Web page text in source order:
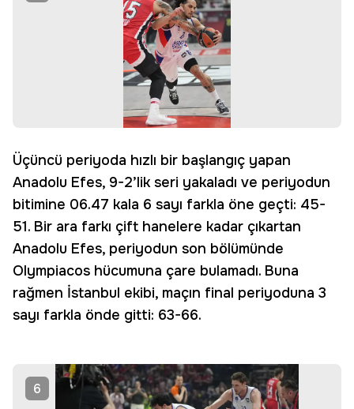
Üçüncü periyoda hızlı bir başlangıç yapan
Anadolu Efes, 9-2’lik seri yakaladı ve periyodun
bitimine 06.47 kala 6 sayı farkla öne geçti: 45-
51. Bir ara farkı çift hanelere kadar çıkartan
Anadolu Efes, periyodun son bölümünde
Olympiacos hücumuna çare bulamadı. Buna
rağmen İstanbul ekibi, maçın final periyoduna 3
sayı farkla önde gitti: 63-66.
6